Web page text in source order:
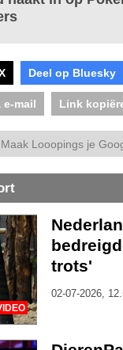
Deel op Bluesky
e-mail Link
Maak Looopings je
trots'
02-07-2026,